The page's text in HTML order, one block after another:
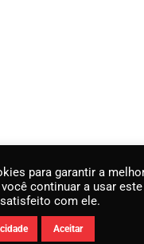
para garantir a
continuar a usar
com ele.
Aceitar